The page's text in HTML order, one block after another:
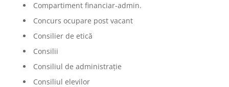
Compartiment financiar-admin.
Concurs ocupare post vacant
Consilier de etică
Consilii
Consiliul de administrație
Consiliul elevilor